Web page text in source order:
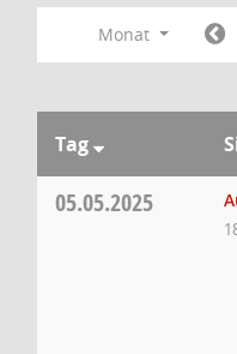
Monat
Tag
05.05.2025